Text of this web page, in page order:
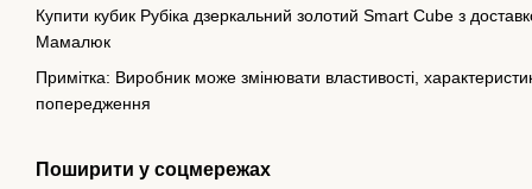
Купити кубик Рубіка дзеркальний золотий Smart Cube з
Мамалюк
Примітка: Виробник може змінювати властивості,
попередження
Поширити у соцмережах